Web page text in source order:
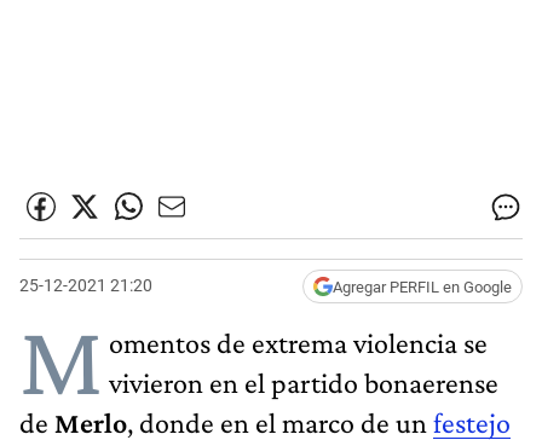
25-12-2021 21:20 Agregar PERFIL en Google
M omentos de extrema violencia se
vivieron en el partido bonaerense
de Merlo, donde en el marco de un festejo